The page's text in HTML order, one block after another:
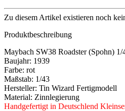
Zu diesem Artikel existieren noch
Produktbeschreibung
Maybach SW38 Roadster (Spohn) 1/
Baujahr: 1939
Farbe: rot
Maßstab: 1/43
Hersteller: Tin Wizard Fertigmodell
Material: Zinnlegierung
Handgefertigt in Deutschlend